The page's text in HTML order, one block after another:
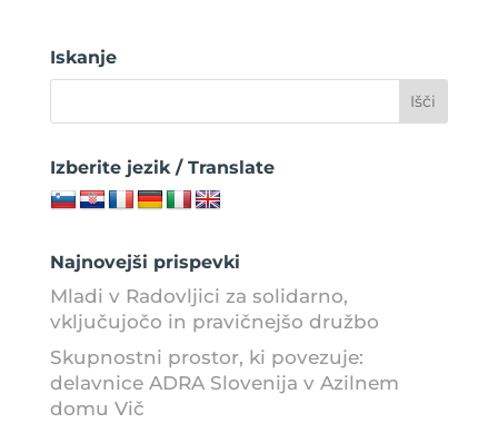
Iskanje
Izberite jezik / Translate
Najnovejši prispevki
Mladi v Radovljici za solidarno,
vključujočo in pravičnejšo družbo
Skupnostni prostor, ki povezuje:
delavnice ADRA Slovenija v Azilnem
domu Vič